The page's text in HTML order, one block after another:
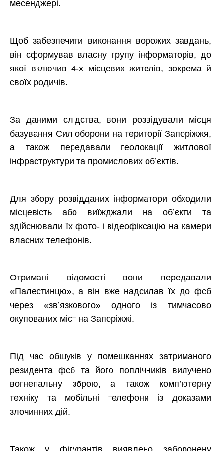
месенджері.
Щоб забезпечити виконання ворожих завдань,
він сформував власну групу інформаторів, до
якої включив 4-х місцевих жителів, зокрема й
своїх родичів.
За даними слідства, вони розвідували місця
базування Сил оборони на території Запоріжжя,
а також передавали геолокації житлової
інфраструктури та промислових об’єктів.
Для збору розвідданих інформатори обходили
місцевість або виїжджали на об’єкти та
здійснювали їх фото- і відеофіксацію на камери
власних телефонів.
Отримані відомості вони передавали
«Палестинцю», а він вже надсилав їх до фсб
через «зв’язкового» одного із тимчасово
окупованих міст на Запоріжжі.
Під час обшуків у помешканнях затриманого
резидента фсб та його поплічників вилучено
вогнепальну зброю, а також комп’ютерну
техніку та мобільні телефони із доказами
злочинних дій.
Також у фігурантів виявлено заборонену